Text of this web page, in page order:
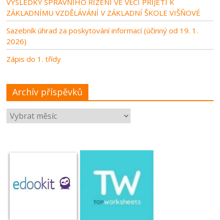
VÝSLEDKY SPRÁVNÍHO ŘÍZENÍ VE VĚCI PŘIJETÍ K
ZÁKLADNÍMU VZDĚLÁVÁNÍ V ZÁKLADNÍ ŠKOLE VIŠŇOVÉ
Sazebník úhrad za poskytování informací (účinný od 19. 1.
2026)
Zápis do 1. třídy
Archív příspěvků